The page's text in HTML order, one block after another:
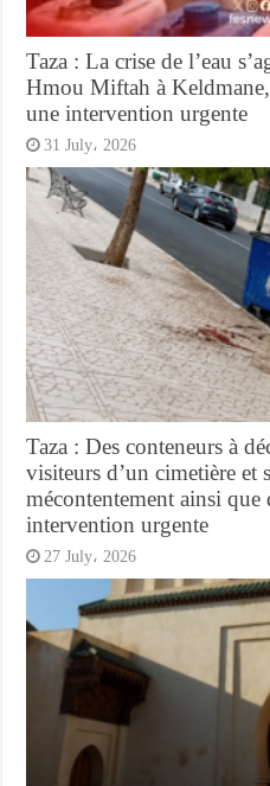
Taza : La crise de l’eau
Hmou Miftah à
une intervention urgente
31 July، 2026
Taza : Des conteneurs à
visiteurs d’un cimetière et
mécontentement ainsi que
intervention urgente
27 July، 2026